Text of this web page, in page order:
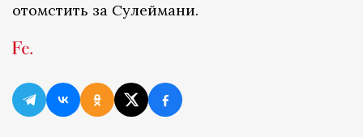
отомстить за Сулеймани.